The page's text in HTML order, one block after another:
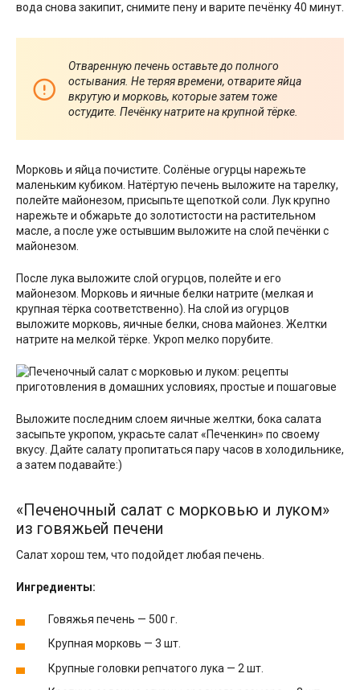
вода снова закипит, снимите пену и варите печёнку 40 минут.
Отваренную печень оставьте до полного
остывания. Не теряя времени, отварите яйца
вкрутую и морковь, которые затем тоже
остудите. Печёнку натрите на крупной тёрке.
Морковь и яйца почистите. Солёные огурцы нарежьте
маленьким кубиком. Натёртую печень выложите на тарелку,
полейте майонезом, присыпьте щепоткой соли. Лук крупно
нарежьте и обжарьте до золотистости на растительном
масле, а после уже остывшим выложите на слой печёнки с
майонезом.
После лука выложите слой огурцов, полейте и его
майонезом. Морковь и яичные белки натрите (мелкая и
крупная тёрка соответственно). На слой из огурцов
выложите морковь, яичные белки, снова майонез. Желтки
натрите на мелкой тёрке. Укроп мелко порубите.
Выложите последним слоем яичные желтки, бока салата
засыпьте укропом, украсьте салат «Печенкин» по своему
вкусу. Дайте салату пропитаться пару часов в холодильнике,
а затем подавайте:)
«Печеночный салат с морковью и луком»
из говяжьей печени
Салат хорош тем, что подойдет любая печень.
Ингредиенты:
Говяжья печень — 500 г.
Крупная морковь — 3 шт.
Крупные головки репчатого лука — 2 шт.